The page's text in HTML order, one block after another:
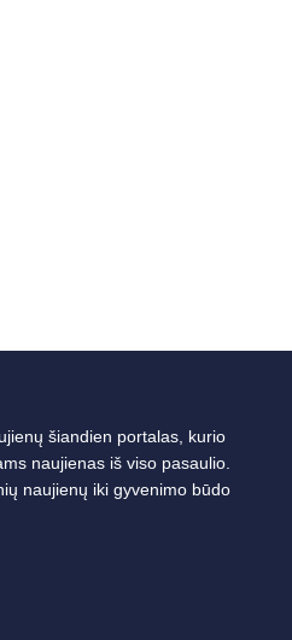
šiandien portalas, kurio
naujienas iš viso pasaulio.
naujienų iki gyvenimo būdo